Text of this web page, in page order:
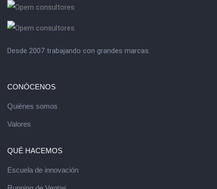
Desde 2007 trabajando con grandes marcas.
CONÓCENOS
Quiénes somos
Valores
QUÉ HACEMOS
Escuela de innovación